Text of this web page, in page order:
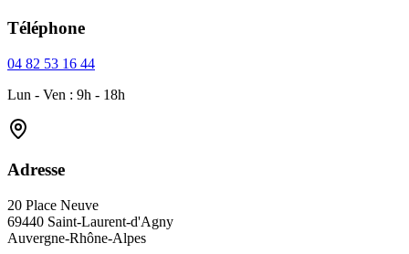
Téléphone
04 82 53 16 44
Lun - Ven : 9h - 18h
Adresse
20 Place Neuve
69440 Saint-Laurent-d'Agny
Auvergne-Rhône-Alpes